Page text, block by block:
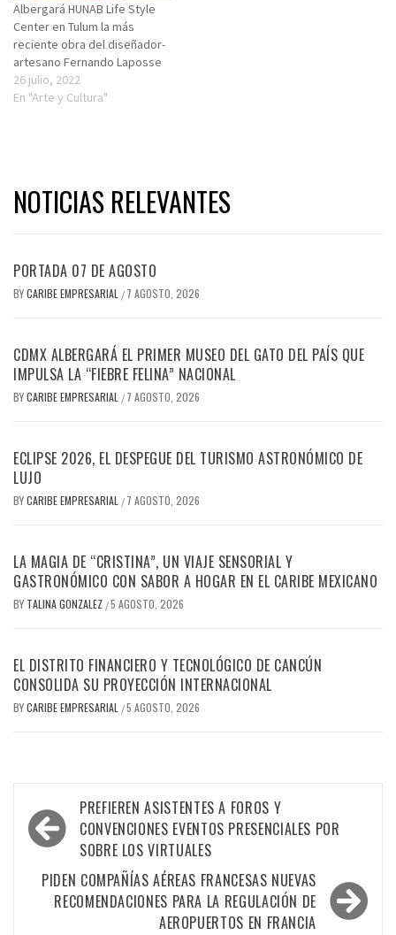
Albergará HUNAB Life Style
Center en Tulum la más
reciente obra del diseñador-
artesano Fernando Laposse
26 julio, 2022
En "Arte y Cultura"
NOTICIAS RELEVANTES
PORTADA 07 DE AGOSTO
BYCARIBE EMPRESARIAL / 7 AGOSTO, 2026
CDMX ALBERGARÁ EL PRIMER MUSEO DEL GATO DEL PAÍS QUE
IMPULSA LA “FIEBRE FELINA” NACIONAL
BYCARIBE EMPRESARIAL / 7 AGOSTO, 2026
ECLIPSE 2026, EL DESPEGUE DEL TURISMO ASTRONÓMICO DE
LUJO
BYCARIBE EMPRESARIAL / 7 AGOSTO, 2026
LA MAGIA DE “CRISTINA”, UN VIAJE SENSORIAL Y
GASTRONÓMICO CON SABOR A HOGAR EN EL CARIBE MEXICANO
BY TALINA GONZALEZ /5 AGOSTO, 2026
EL DISTRITO FINANCIERO Y TECNOLÓGICO DE CANCÚN
CONSOLIDA SU PROYECCIÓN INTERNACIONAL
BYCARIBE EMPRESARIAL /5 AGOSTO, 2026
Navegación
de
entradas
PREFIEREN ASISTENTES A FOROS Y
CONVENCIONES EVENTOS PRESENCIALES POR
SOBRE LOS VIRTUALES
PIDEN COMPAÑÍAS AÉREAS FRANCESAS NUEVAS
RECOMENDACIONES PARA LA REGULACIÓN DE
AEROPUERTOS EN FRANCIA